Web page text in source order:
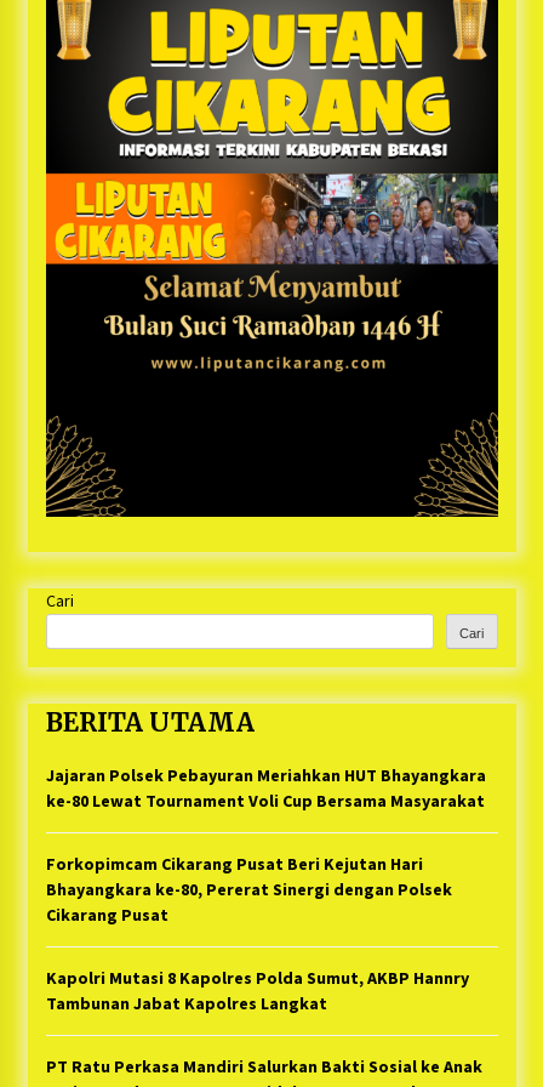
Cari
Cari
BERITA UTAMA
Jajaran Polsek Pebayuran Meriahkan HUT Bhayangkara
ke-80 Lewat Tournament Voli Cup Bersama Masyarakat
Forkopimcam Cikarang Pusat Beri Kejutan Hari
Bhayangkara ke-80, Pererat Sinergi dengan Polsek
Cikarang Pusat
Kapolri Mutasi 8 Kapolres Polda Sumut, AKBP Hannry
Tambunan Jabat Kapolres Langkat
PT Ratu Perkasa Mandiri Salurkan Bakti Sosial ke Anak